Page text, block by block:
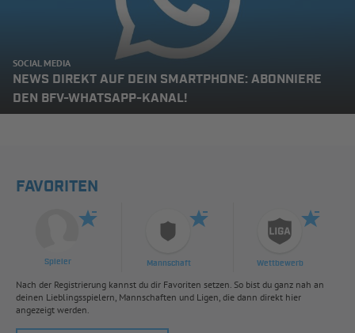
SOCIAL MEDIA
NEWS DIREKT AUF DEIN SMARTPHONE: ABONNIERE
DEN BFV-WHATSAPP-KANAL!
FAVORITEN
Spieler Mannschaft Wettbewerb
Nach der Registrierung kannst du dir Favoriten setzen. So bist du ganz nah an
deinen Lieblingsspielern, Mannschaften und Ligen, die dann direkt hier
angezeigt werden.